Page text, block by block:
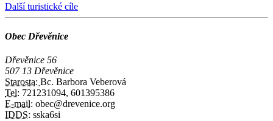
Další turistické cíle
Obec Dřevěnice
Dřevěnice 56
507 13 Dřevěnice
Starosta: Bc. Barbora Veberová
Tel: 721231094, 601395386
E-mail: obec@drevenice.org
IDDS: sska6si